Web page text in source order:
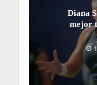
Diana
mejor